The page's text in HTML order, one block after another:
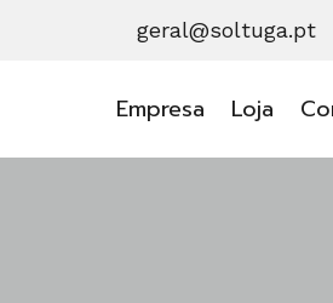
geral@soltuga.pt
Empresa Loja